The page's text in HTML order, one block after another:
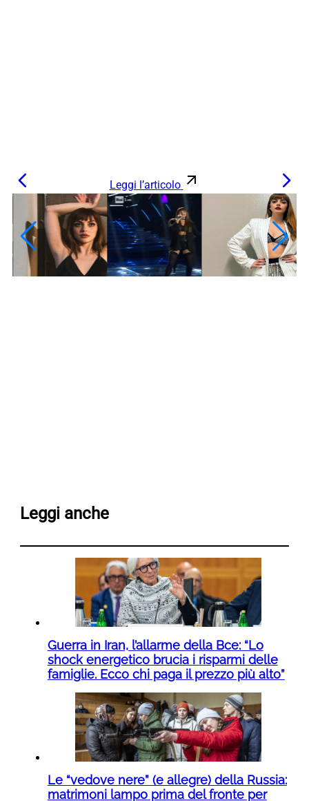
Leggi l’articolo
Leggi anche
Guerra in Iran, l’allarme della Bce: “Lo
shock energetico brucia i risparmi delle
famiglie. Ecco chi paga il prezzo più alto”
Le “vedove nere” (e allegre) della Russia:
matrimoni lampo prima del fronte per